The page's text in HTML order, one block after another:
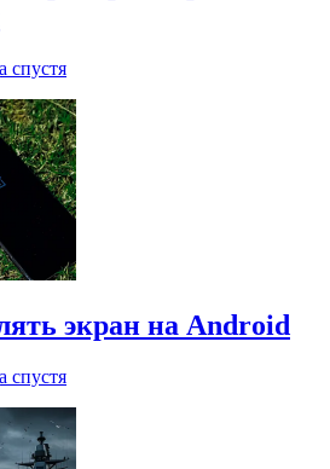
спустя
экран на Android
спустя